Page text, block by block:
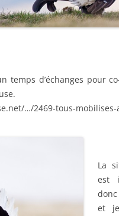
temps d’échanges pour
…/2469-tous-
La
est
et